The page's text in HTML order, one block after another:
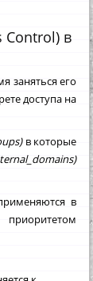
Control) в
заняться его
доступа на
в которые
в